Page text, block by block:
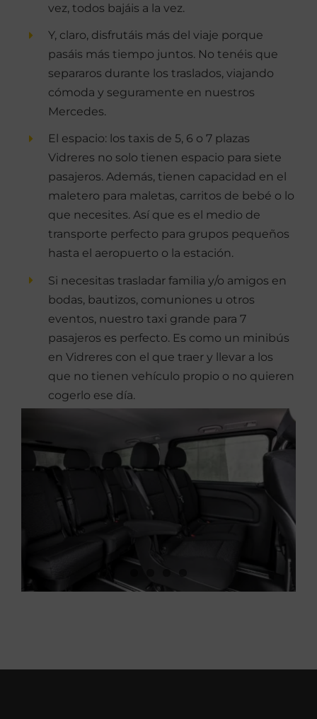
vez, todos bajáis a la vez.
Y, claro, disfrutáis más del viaje porque
pasáis más tiempo juntos. No tenéis que
separaros durante los traslados, viajando
cómoda y seguramente en nuestros
Mercedes.
El espacio: los taxis de 5, 6 o 7 plazas
Vidreres no solo tienen espacio para siete
pasajeros. Además, tienen capacidad en el
maletero para maletas, carritos de bebé o lo
que necesites. Así que es el medio de
transporte perfecto para grupos pequeños
hasta el aeropuerto o la estación.
Si necesitas trasladar familia y/o amigos en
bodas, bautizos, comuniones u otros
eventos, nuestro taxi grande para 7
pasajeros es perfecto. Es como un minibús
en Vidreres con el que traer y llevar a los
que no tienen vehículo propio o no quieren
cogerlo ese día.